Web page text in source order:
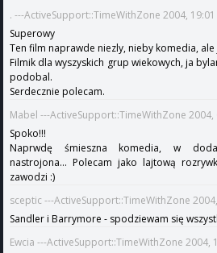
. ---ActiveSupport::TimeWithZone 2004, 19:01
Superowy
Ten film naprawde niezly, nieby komedia, ale
Filmik dla wyszyskich grup wiekowych, ja
podobal.
Serdecznie polecam.
Mabel ---ActiveSupport::TimeWithZone 2004,
Spoko!!!
Naprwdę śmieszna komedia, w
nastrojona... Polecam jako lajtową
zawodzi :)
sceptic ---ActiveSupport::TimeWithZone
Sandler i Barrymore - spodziewam się
Ewcia ---ActiveSupport::TimeWithZone 2004,